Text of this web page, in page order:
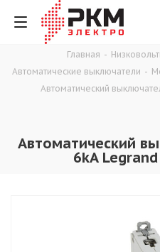
Главная -
Автоматические выключатели -
Автоматический
Автоматический
6kA